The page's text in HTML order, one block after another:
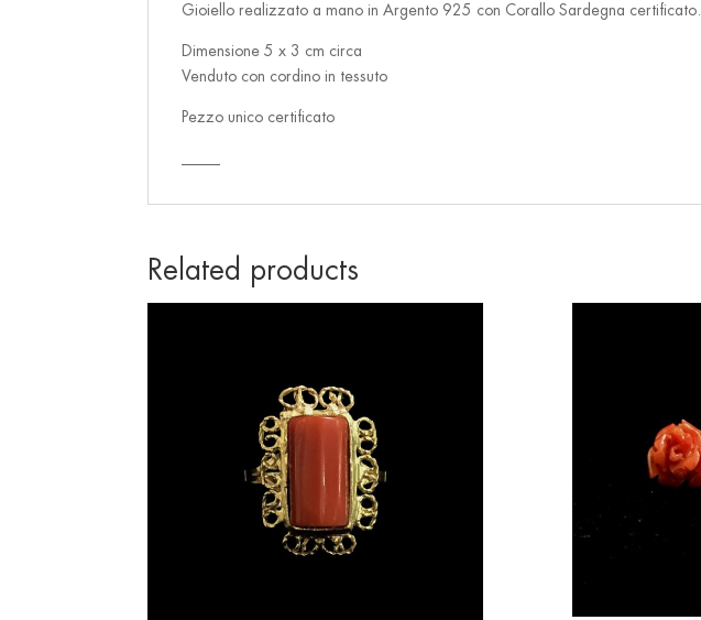
Gioiello realizzato a mano in Argento 925 con Corallo Sardegna certificato.
Dimensione 5 x 3 cm circa
Venduto con cordino in tessuto
Pezzo unico certificato
Related products